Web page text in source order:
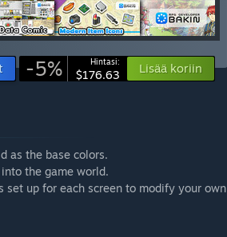
-5% Hintasi:
$176.63 Lisää koriin
as the base colors.
the game world.
up for each screen to modify your own